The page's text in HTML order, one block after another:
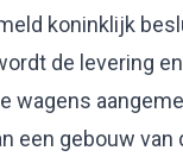
koninklijk
de levering
wagens
een gebouw